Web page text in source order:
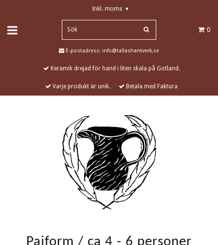
Inkl. moms ▾
0
E-postadress: info@tallashantverk.se
Keramik drejad för hand i liten skala på Gotland.
Varje produkt är unik. Betala med Faktura
Pajform / ca 4 - 6 personer